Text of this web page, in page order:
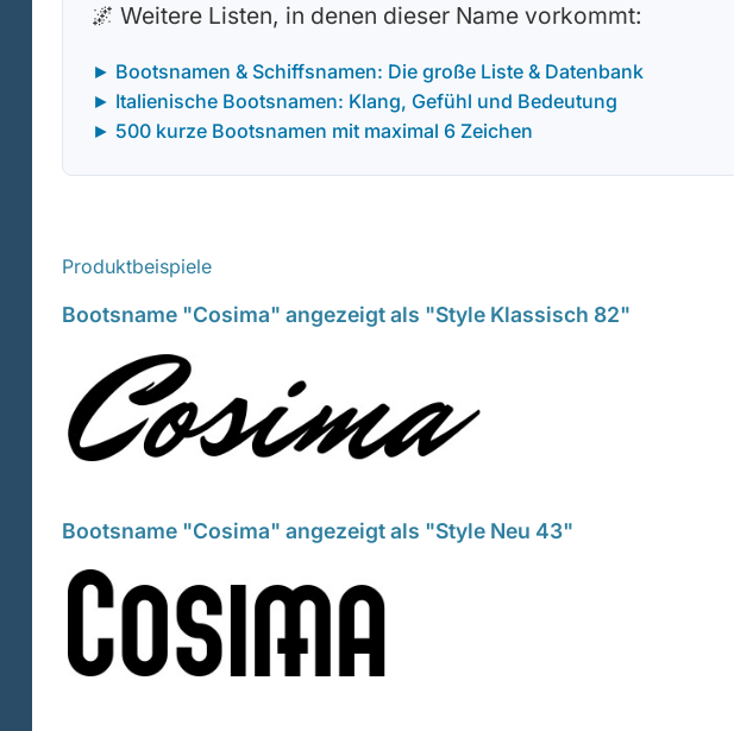
🌌 Weitere Listen, in denen dieser Name vorkommt:
► Bootsnamen & Schiffsnamen: Die große Liste & Datenbank
► Italienische Bootsnamen: Klang, Gefühl und Bedeutung
► 500 kurze Bootsnamen mit maximal 6 Zeichen
Produktbeispiele
Bootsname "Cosima" angezeigt als "Style Klassisch 82"
Bootsname "Cosima" angezeigt als "Style Neu 43"